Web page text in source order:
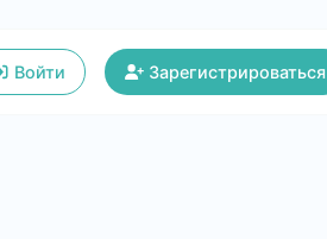
Войти Зарегистрироваться